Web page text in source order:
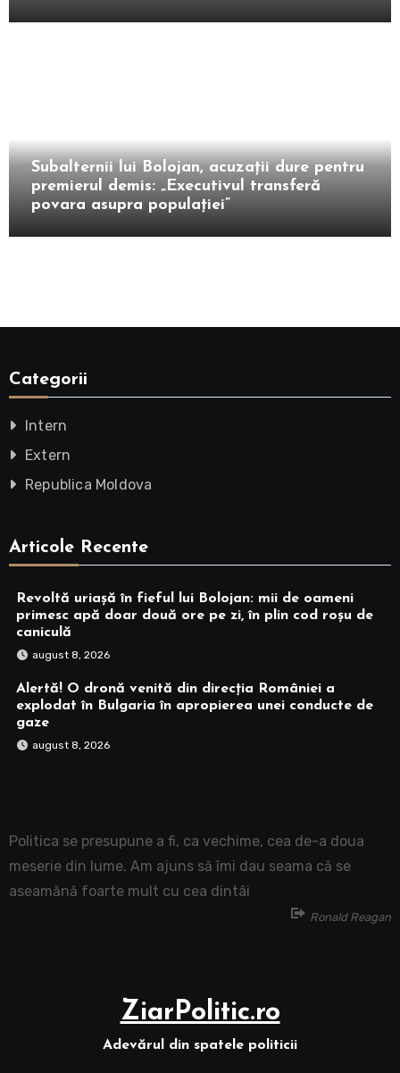
Subalternii lui Bolojan, acuzații dure pentru
premierul demis: „Executivul transferă
povara asupra populației”
Categorii
Intern
Extern
Republica Moldova
Articole Recente
Revoltă uriașă în fieful lui Bolojan: mii de oameni
primesc apă doar două ore pe zi, în plin cod roșu de
caniculă
august 8, 2026
Alertă! O dronă venită din direcția României a
explodat în Bulgaria în apropierea unei conducte de
gaze
august 8, 2026
Politica se presupune a fi, ca vechime, cea de-a doua
meserie din lume. Am ajuns să îmi dau seama că se
aseamănă foarte mult cu cea dintâi
Ronald Reagan
ZiarPolitic.ro
Adevărul din spatele politicii